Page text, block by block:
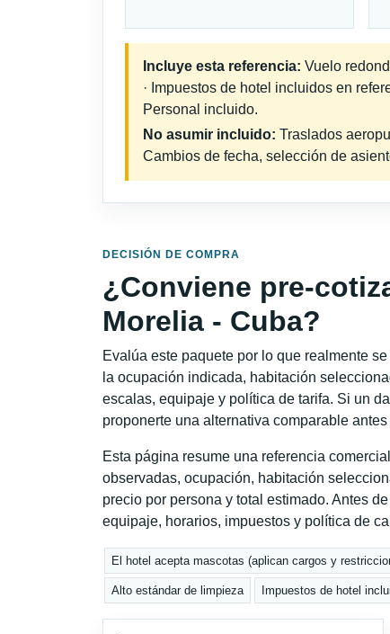
Incluye esta referencia: Vuelo
· Impuestos de hotel incluidos en
Personal incluido.
No asumir incluido: Traslados
Cambios de fecha, selección de
DECISIÓN DE COMPRA
¿Conviene pre-
Morelia - Cuba?
Evalúa este paquete por lo que realmente
la ocupación indicada, habitación
escalas, equipaje y política de tarifa. Si un
proponerte una alternativa comparable antes
Esta página resume una referencia
observadas, ocupación, habitación
precio por persona y total estimado. Antes
equipaje, horarios, impuestos y política de
El hotel acepta mascotas (aplican cargos y
Alto estándar de limpieza Impuestos de hotel